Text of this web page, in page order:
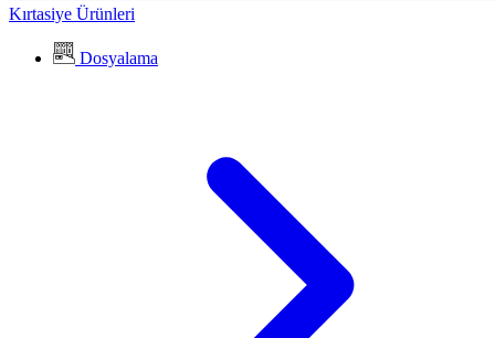
Kırtasiye Ürünleri
Dosyalama